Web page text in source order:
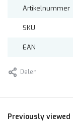
Artikelnummer
SKU
EAN
Delen
Previously viewed